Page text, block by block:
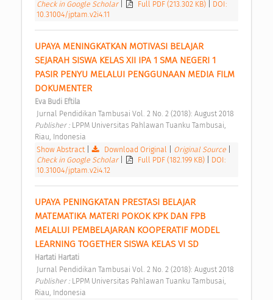
Check in Google Scholar
Full PDF (213.302 KB)
DOI:
10.31004/jptam.v2i4.11
UPAYA MENINGKATKAN MOTIVASI BELAJAR
SEJARAH SISWA KELAS XII IPA 1 SMA NEGERI 1
PASIR PENYU MELALUI PENGGUNAAN MEDIA FILM
DOKUMENTER
Eva Budi Eftila
Jurnal Pendidikan Tambusai Vol. 2 No. 2 (2018): August 2018
Publisher : LPPM Universitas Pahlawan Tuanku Tambusai,
Riau, Indonesia
Show Abstract| Download Original Original Source
Check in Google Scholar
Full PDF (182.199 KB)
DOI:
10.31004/jptam.v2i4.12
UPAYA PENINGKATAN PRESTASI BELAJAR
MATEMATIKA MATERI POKOK KPK DAN FPB
MELALUI PEMBELAJARAN KOOPERATIF MODEL
LEARNING TOGETHER SISWA KELAS VI SD
Hartati Hartati
Jurnal Pendidikan Tambusai Vol. 2 No. 2 (2018): August 2018
Publisher : LPPM Universitas Pahlawan Tuanku Tambusai,
Riau, Indonesia